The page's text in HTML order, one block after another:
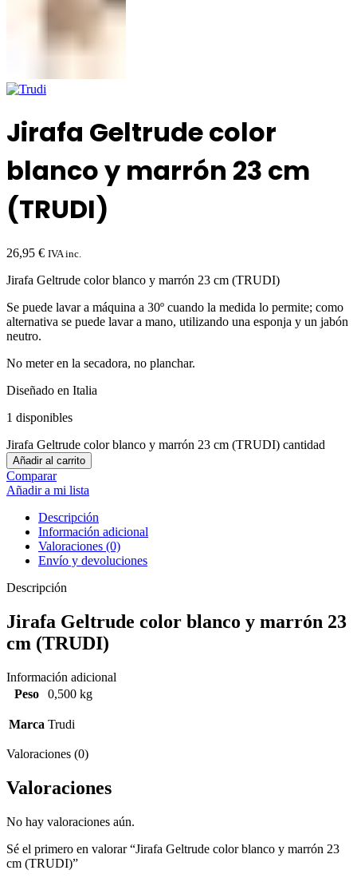
Jirafa Geltrude color
blanco y marrón 23 cm
(TRUDI)
26,95 € IVA inc.
Jirafa Geltrude color blanco y marrón 23 cm (TRUDI)
Se puede lavar a máquina a 30º cuando la medida lo permite; como
alternativa se puede lavar a mano, utilizando una esponja y un jabón
neutro.
No meter en la secadora, no planchar.
Diseñado en Italia
1 disponibles
Jirafa Geltrude color blanco y marrón 23 cm (TRUDI) cantidad
Añadir al carrito
Comparar
Añadir a mi lista
Descripción
Información adicional
Valoraciones (0)
Envío y devoluciones
Descripción
Jirafa Geltrude color blanco y marrón 23
cm (TRUDI)
Información adicional
Peso
0,500 kg
Marca Trudi
Valoraciones (0)
Valoraciones
No hay valoraciones aún.
Sé el primero en valorar “Jirafa Geltrude color blanco y marrón 23
cm (TRUDI)”